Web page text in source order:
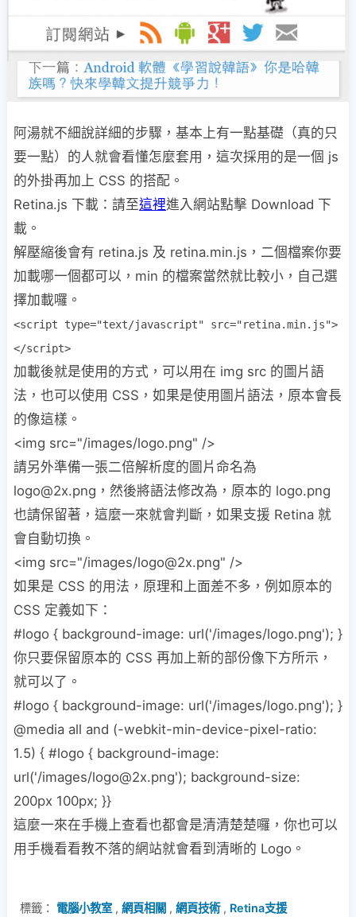
阿湯就不細說詳細的步驟，基本上有一點基礎（真的只
要一點）的人就會看懂怎麼套用，這次採用的是一個 js
的外掛再加上 CSS 的搭配。
Retina.js 下載：請至這裡進入網站點擊 Download 下
載。
解壓縮後會有 retina.js 及 retina.min.js，二個檔案你要
加載哪一個都可以，min 的檔案當然就比較小，自己選
擇加載囉。
<script type="text/javascript" src="retina.min.js">
</script>
加載後就是使用的方式，可以用在 img src 的圖片語
法，也可以使用 CSS，如果是使用圖片語法，原本會長
的像這樣。
<img src="/images/logo.png" />
請另外準備一張二倍解析度的圖片命名為
logo@2x.png，然後將語法修改為，原本的 logo.png
也請保留著，這麼一來就會判斷，如果支援 Retina 就
會自動切換。
<img src="/images/logo@2x.png" />
如果是 CSS 的用法，原理和上面差不多，例如原本的
CSS 定義如下：
#logo { background-image: url('/images/logo.png'); }
你只要保留原本的 CSS 再加上新的部份像下方所示，
就可以了。
#logo { background-image: url('/images/logo.png'); }
@media all and (-webkit-min-device-pixel-ratio:
1.5) { #logo { background-image:
url('/images/logo@2x.png'); background-size:
200px 100px; }}
這麼一來在手機上查看也都會是清清楚楚囉，你也可以
用手機看看教不落的網站就會看到清晰的 Logo。
標籤： 電腦小教室 , 網頁相關 , 網頁技術, Retina支援